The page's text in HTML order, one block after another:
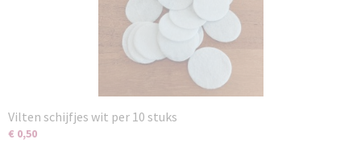
Vilten schijfjes wit per 10 stuks
€ 0,50